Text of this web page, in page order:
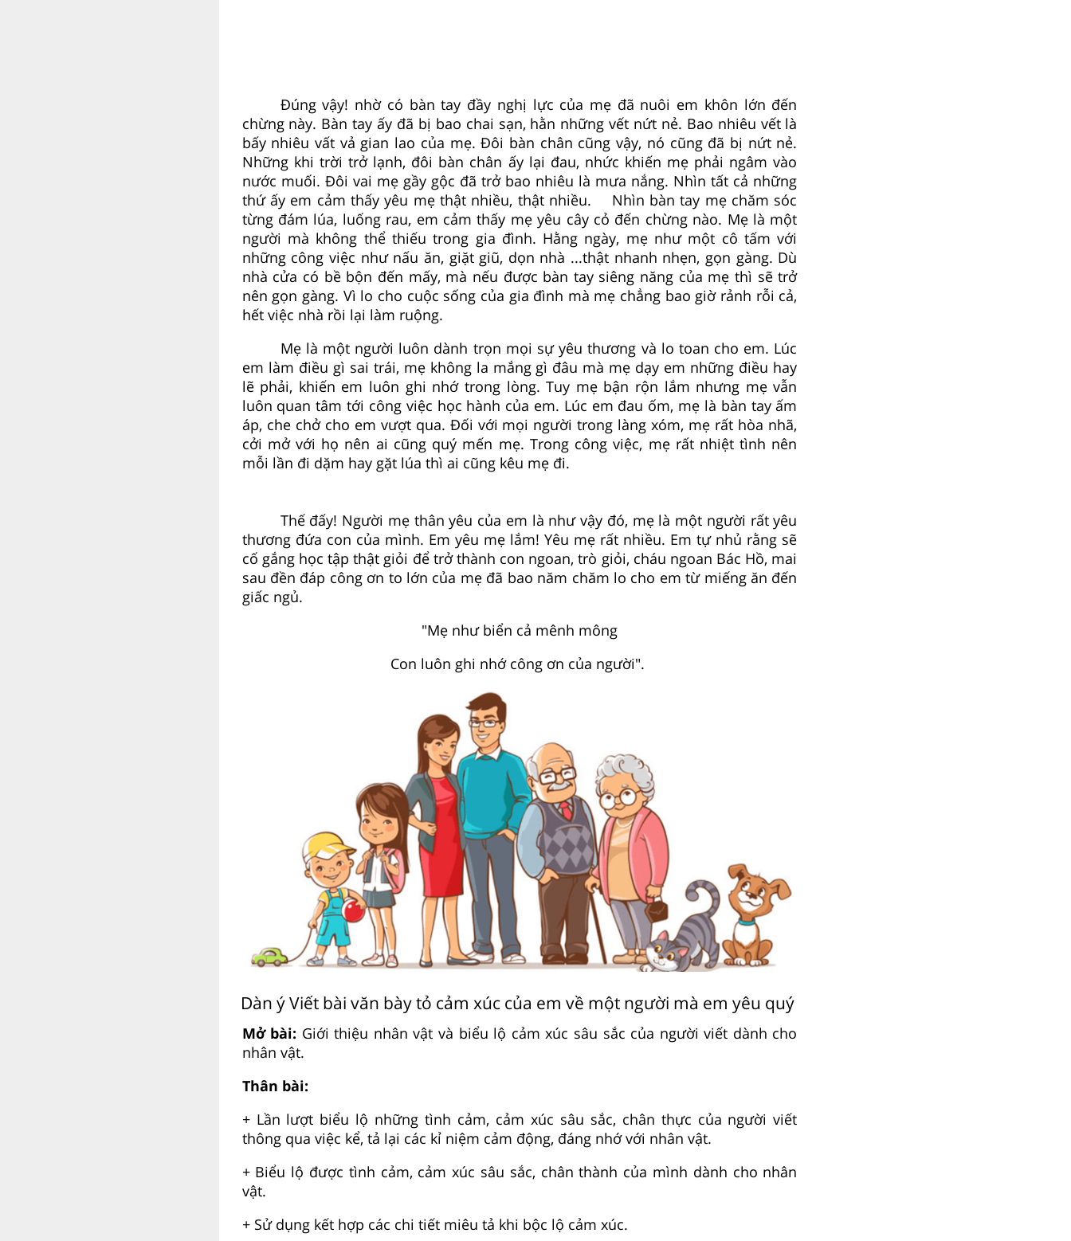
Đúng vậy! nhờ có bàn tay đầy nghị lực của mẹ đã nuôi em khôn lớn đến
chừng này. Bàn tay ấy đã bị bao chai sạn, hằn những vết nứt nẻ. Bao nhiêu vết là
bấy nhiêu vất vả gian lao của mẹ. Đôi bàn chân cũng vậy, nó cũng đã bị nứt nẻ.
Những khi trời trở lạnh, đôi bàn chân ấy lại đau, nhức khiến mẹ phải ngâm vào
nước muối. Đôi vai mẹ gầy gộc đã trở bao nhiêu là mưa nắng. Nhìn tất cả những
thứ ấy em cảm thấy yêu mẹ thật nhiều, thật nhiều. Nhìn bàn tay mẹ chăm sóc
từng đám lúa, luống rau, em cảm thấy mẹ yêu cây cỏ đến chừng nào. Mẹ là một
người mà không thể thiếu trong gia đình. Hằng ngày, mẹ như một cô tấm với
những công việc như nấu ăn, giặt giũ, dọn nhà ...thật nhanh nhẹn, gọn gàng. Dù
nhà cửa có bề bộn đến mấy, mà nếu được bàn tay siêng năng của mẹ thì sẽ trở
nên gọn gàng. Vì lo cho cuộc sống của gia đình mà mẹ chẳng bao giờ rảnh rỗi cả,
hết việc nhà rồi lại làm ruộng.
Mẹ là một người luôn dành trọn mọi sự yêu thương và lo toan cho em. Lúc
em làm điều gì sai trái, mẹ không la mắng gì đâu mà mẹ dạy em những điều hay
lẽ phải, khiến em luôn ghi nhớ trong lòng. Tuy mẹ bận rộn lắm nhưng mẹ vẫn
luôn quan tâm tới công việc học hành của em. Lúc em đau ốm, mẹ là bàn tay ấm
áp, che chở cho em vượt qua. Đối với mọi người trong làng xóm, mẹ rất hòa nhã,
cởi mở với họ nên ai cũng quý mến mẹ. Trong công việc, mẹ rất nhiệt tình nên
mỗi lần đi dặm hay gặt lúa thì ai cũng kêu mẹ đi.
Thế đấy! Người mẹ thân yêu của em là như vậy đó, mẹ là một người rất yêu
thương đứa con của mình. Em yêu mẹ lắm! Yêu mẹ rất nhiều. Em tự nhủ rằng sẽ
cố gắng học tập thật giỏi để trở thành con ngoan, trò giỏi, cháu ngoan Bác Hồ, mai
sau đền đáp công ơn to lớn của mẹ đã bao năm chăm lo cho em từ miếng ăn đến
giấc ngủ.
"Mẹ như biển cả mênh mông
Con luôn ghi nhớ công ơn của người".
Dàn ý Viết bài văn bày tỏ cảm xúc của em về một người mà em yêu quý
Mở bài: Giới thiệu nhân vật và biểu lộ cảm xúc sâu sắc của người viết dành cho
nhân vật.
Thân bài:
+ Lần lượt biểu lộ những tình cảm, cảm xúc sâu sắc, chân thực của người viết
thông qua việc kể, tả lại các kỉ niệm cảm động, đáng nhớ với nhân vật.
+ Biểu lộ được tình cảm, cảm xúc sâu sắc, chân thành của mình dành cho nhân
vật.
+ Sử dụng kết hợp các chi tiết miêu tả khi bộc lộ cảm xúc.